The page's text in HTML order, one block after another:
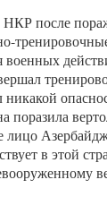
после
военных
никакой
поразила
лицо
в этой